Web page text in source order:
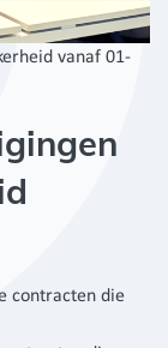
vanaf 01-
contracten die